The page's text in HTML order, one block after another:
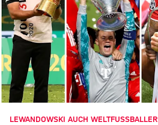
LEWANDOWSKI AUCH WELTFUSSBALLER?